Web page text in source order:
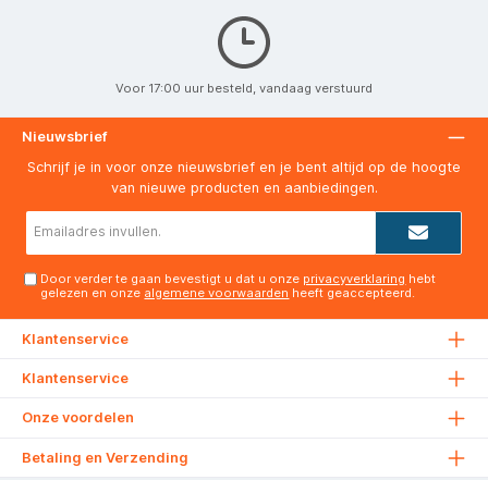
Voor 17:00 uur besteld, vandaag verstuurd
Nieuwsbrief
Schrijf je in voor onze nieuwsbrief en je bent altijd op de hoogte
van nieuwe producten en aanbiedingen.
Door verder te gaan bevestigt u dat u onze privacyverklaring hebt
gelezen en onze algemene voorwaarden heeft geaccepteerd.
Klantenservice
Klantenservice
Onze voordelen
Betaling en Verzending